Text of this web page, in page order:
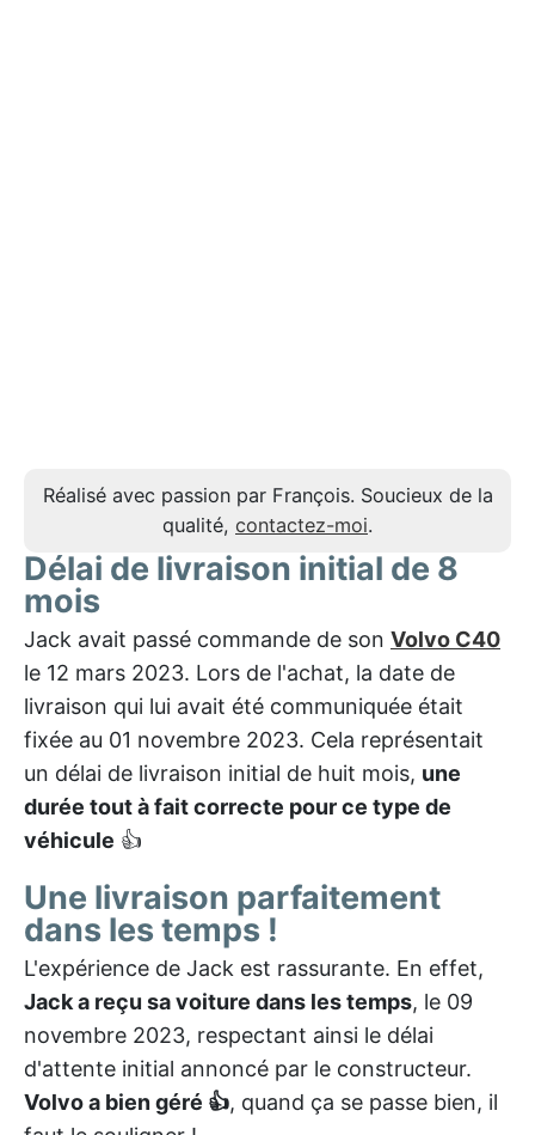
Réalisé avec passion par François. Soucieux de la
qualité, contactez-moi.
Délai de livraison initial de 8
mois
Jack avait passé commande de son Volvo C40
le 12 mars 2023. Lors de l'achat, la date de
livraison qui lui avait été communiquée était
fixée au 01 novembre 2023. Cela représentait
un délai de livraison initial de huit mois, une
durée tout à fait correcte pour ce type de
véhicule 👍
Une livraison parfaitement
dans les temps !
L'expérience de Jack est rassurante. En effet,
Jack a reçu sa voiture dans les temps, le 09
novembre 2023, respectant ainsi le délai
d'attente initial annoncé par le constructeur.
Volvo a bien géré 👍, quand ça se passe bien, il